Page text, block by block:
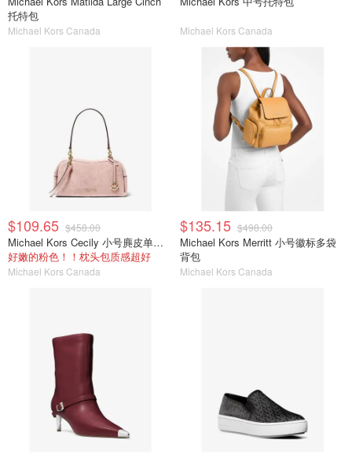
托特包
Michael Kors Canada Michael Kors Canada
$109.65 $458.00
Michael Kors Cecily 小号麂皮单肩包
好嫩的粉色！！枕头包质感超好
Michael Kors Canada
$135.15 $498.00
Michael Kors Merritt 小号徽标多袋
背包
Michael Kors Canada